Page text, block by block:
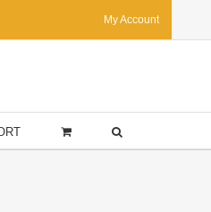
My Account